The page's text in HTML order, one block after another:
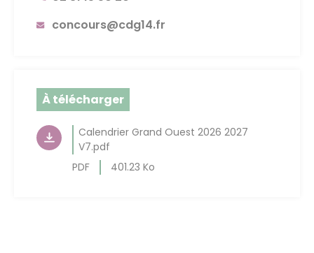
concours@cdg14.fr
À télécharger
Calendrier Grand Ouest 2026 2027
V7.pdf
PDF
401.23 Ko